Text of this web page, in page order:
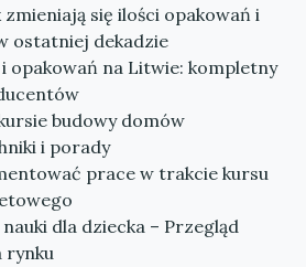
się ilości opakowań i
ostatniej dekadzie
opakowań na Litwie: kompletny
budowy domów
i porady
prace w trakcie kursu
dla dziecka – Przegląd
rynku